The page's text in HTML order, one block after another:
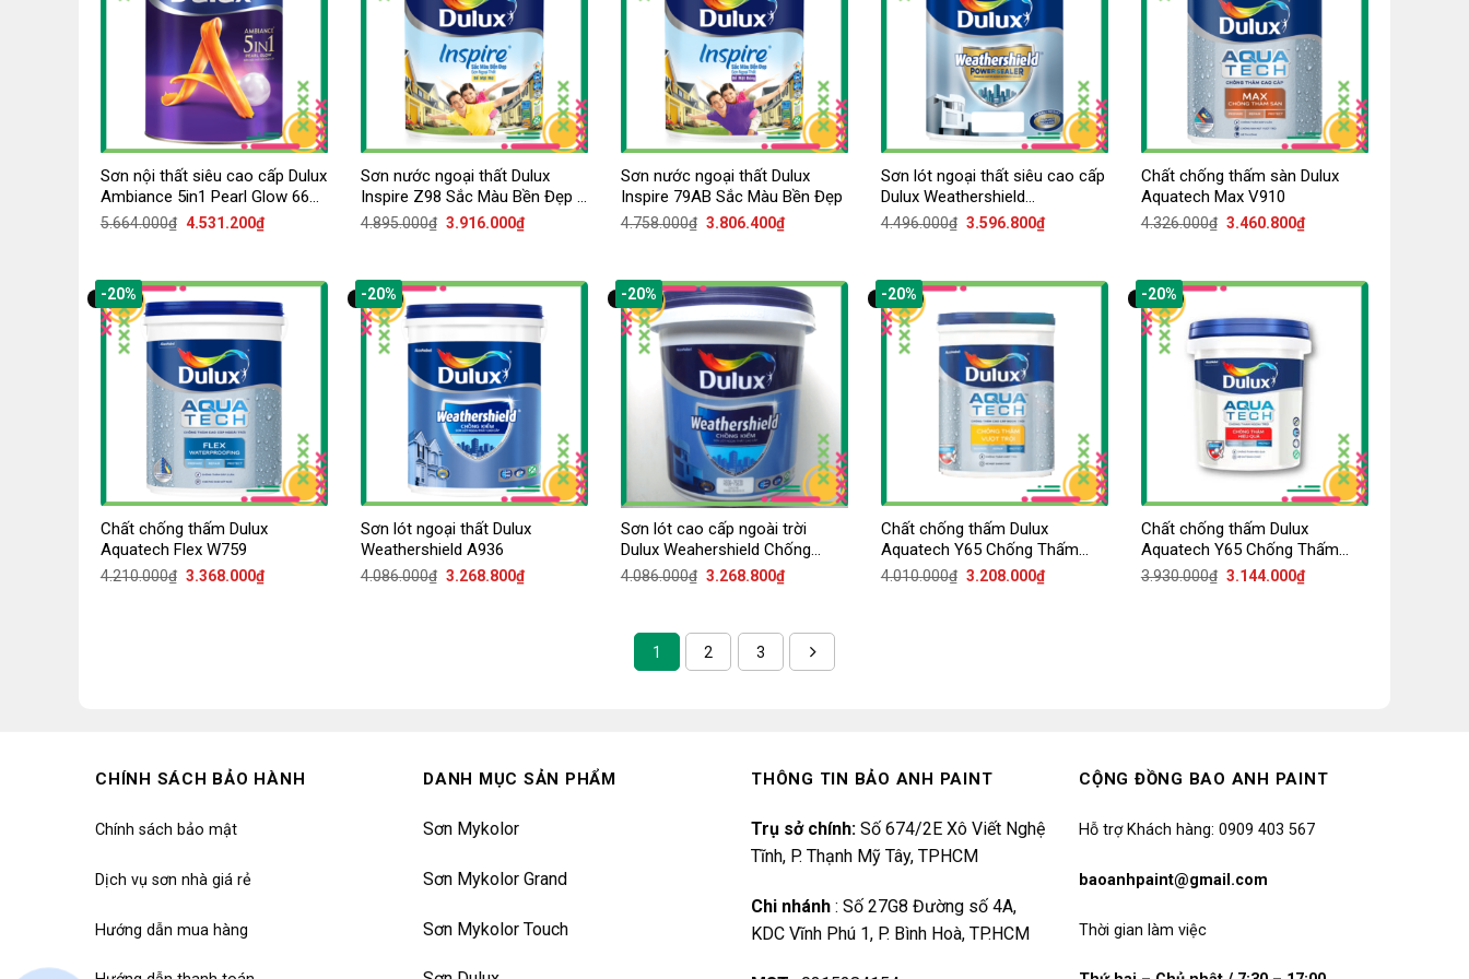
Sơn nội thất siêu cao cấp Dulux
Ambiance 5in1 Pearl Glow 66A
– Bóng mờ
5.664.000₫ Giá
4.531.200₫Giá
hiện
4.531.200₫.
Sơn nước ngoại thất Dulux
Inspire Z98 Sắc Màu Bền Đẹp –
Bề mặt mờ
4.895.000₫ Giá
3.916.000₫Giá
hiện
3.916.000₫.
Sơn nước ngoại thất Dulux
Inspire 79AB Sắc Màu Bền Đẹp
4.758.000₫ Giá
3.806.400₫Giá
hiện
3.806.400₫.
Sơn lót ngoại thất siêu cao cấp
Dulux Weathershield
Powersealer Z060
4.496.000₫ Giá
3.596.800₫Giá
hiện
3.596.800₫.
Chất chống thấm sàn Dulux
Aquatech Max V910
4.326.000₫ Giá
3.460.800₫Giá
hiện
3.460.800₫.
-20%
Chất chống thấm Dulux
Aquatech Flex W759
4.210.000₫ Giá
3.368.000₫Giá
hiện
-20%
Sơn lót ngoại thất Dulux
Weathershield A936
4.086.000₫ Giá
3.268.800₫Giá
hiện
-20%
Sơn lót cao cấp ngoài trời
Dulux Weahershield Chống
kiềm A936
4.086.000₫ Giá
3.268.800₫Giá
hiện
3.268.800₫.
-20%
Chất chống thấm Dulux
Aquatech Y65 Chống Thấm
Vượt Trội
4.010.000₫ Giá
3.208.000₫Giá
hiện
-20%
Chất chống thấm Dulux
Aquatech Y65 Chống Thấm
Vượt Trội
3.930.000₫ Giá
3.144.000₫Giá
hiện
1 2 3
CHÍNH SÁCH BẢO HÀNH
Chính sách bảo mật
Dịch vụ sơn nhà giá rẻ
Hướng dẫn mua hàng
DANH MỤC SẢN PHẨM
Sơn Mykolor
Sơn Mykolor Grand
Sơn Mykolor Touch
THÔNG TIN BẢO ANH PAINT
Trụ sở chính: Số 674/2E Xô Viết Nghệ
Tĩnh, P. Thạnh Mỹ Tây, TPHCM
Chi nhánh : Số 27G8 Đường số 4A,
KDC Vĩnh Phú 1, P. Bình Hoà, TP.HCM
CỘNG ĐỒNG BAO ANH PAINT
Hỗ trợ Khách hàng: 0909 403 567
baoanhpaint@gmail.com
Thời gian làm việc